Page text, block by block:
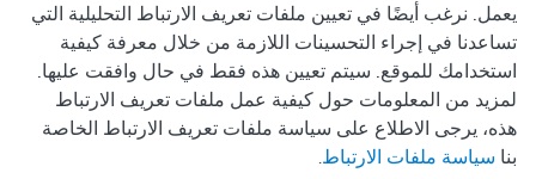
سياسة الخصوصية
شروط الاستخدام
يعمل. نرغب أيضًا في تعيين ملفات تعريف الارتباط التحليلية التي
تساعدنا في إجراء التحسينات اللازمة من خلال معرفة كيفية
استخدامك للموقع. سيتم تعيين هذه فقط في حال وافقت عليها.
لمزيد من المعلومات حول كيفية عمل ملفات تعريف الارتباط
هذه، يرجى الاطلاع على سياسة ملفات تعريف الارتباط الخاصة
بنا سياسة ملفات الارتباط.